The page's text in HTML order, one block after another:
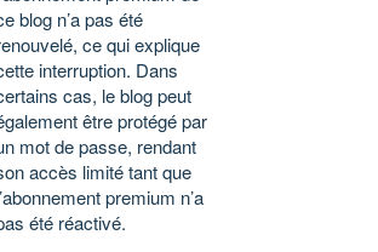
blog n’a pas été
ce qui explique
interruption. Dans
cas, le blog peut
être protégé par
mot de passe, rendant
accès limité tant que
premium n’a
été réactivé.